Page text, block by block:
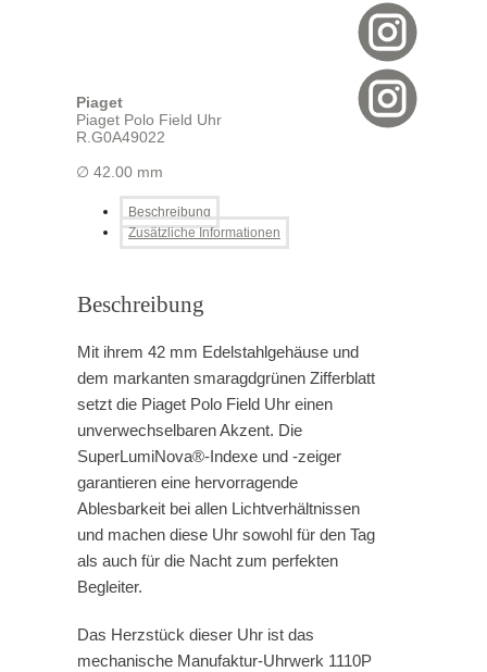
Piaget
Piaget Polo Field Uhr
R.G0A49022
∅ 42.00 mm
Beschreibung
Zusätzliche Informationen
Beschreibung
Mit ihrem 42 mm Edelstahlgehäuse und
dem markanten smaragdgrünen Zifferblatt
setzt die Piaget Polo Field Uhr einen
unverwechselbaren Akzent. Die
SuperLumiNova®-Indexe und -zeiger
garantieren eine hervorragende
Ablesbarkeit bei allen Lichtverhältnissen
und machen diese Uhr sowohl für den Tag
als auch für die Nacht zum perfekten
Begleiter.
Das Herzstück dieser Uhr ist das
mechanische Manufaktur-Uhrwerk 1110P